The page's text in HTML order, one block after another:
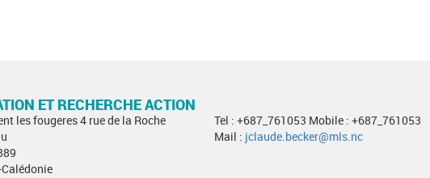
ET RECHERCHE ACTION
les fougeres 4 rue de la Roche
Tel : +687_761053 Mobile : +687_761053
Mail : jclaude.becker@mls.nc